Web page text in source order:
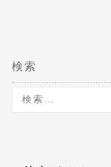
検索